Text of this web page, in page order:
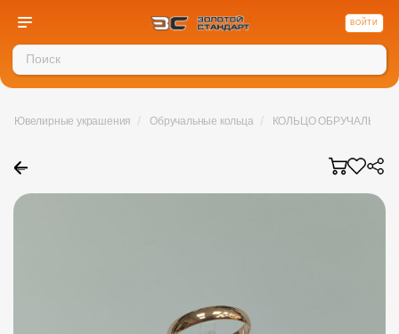
ВОЙТИ
←
Ювелирные украшения / Обручальные кольца / КОЛЬЦО ОБРУЧАЛЬНОЕ